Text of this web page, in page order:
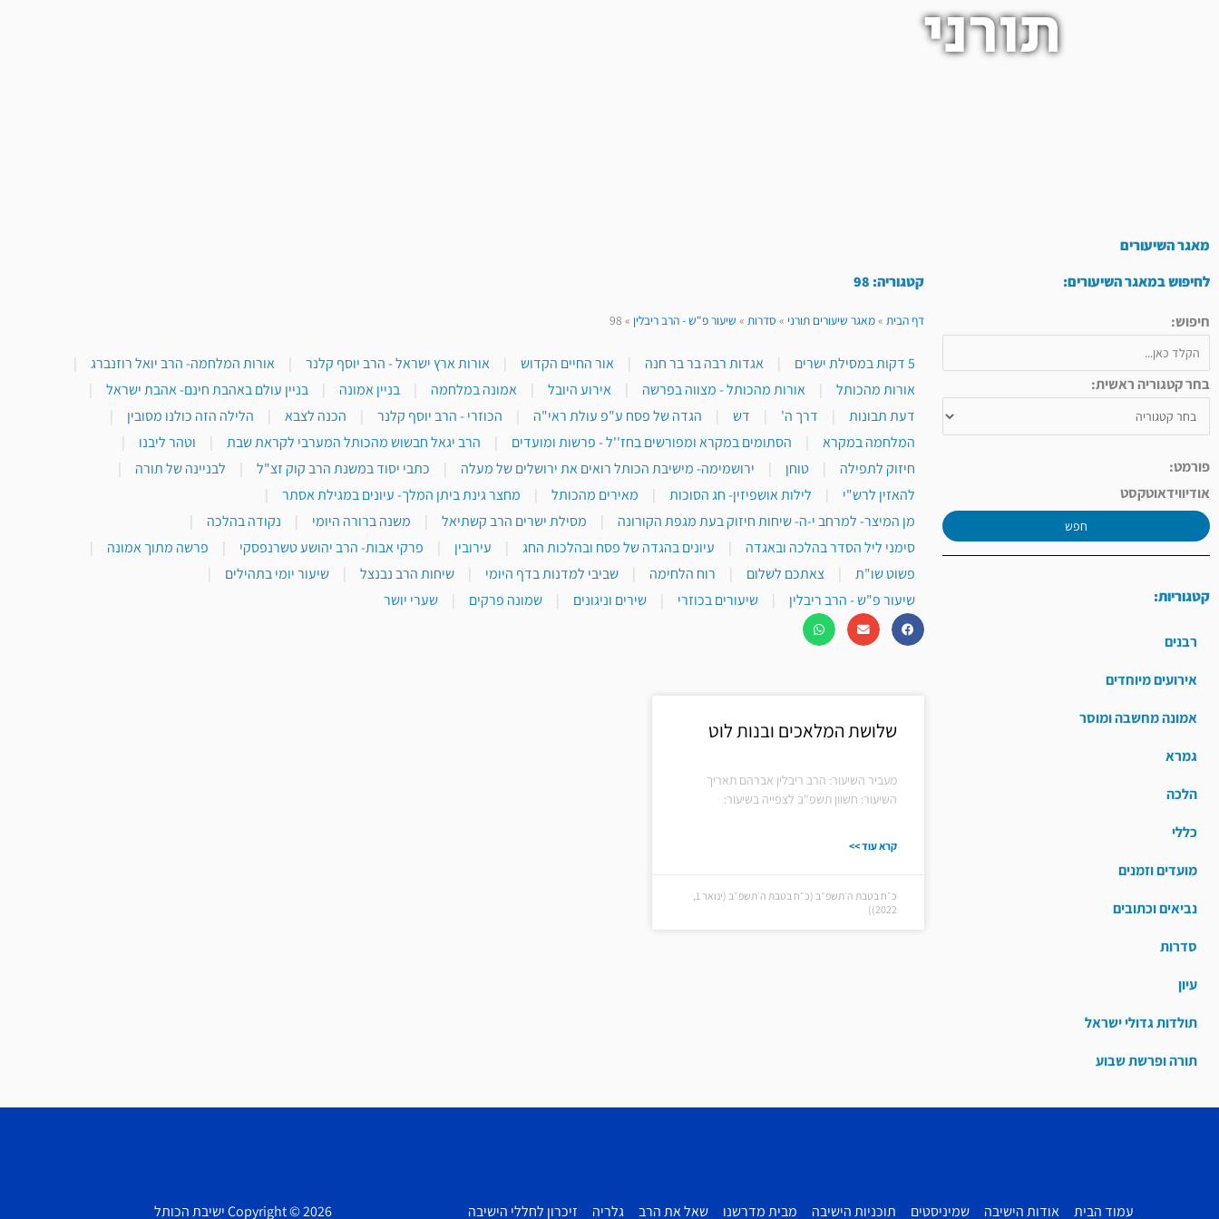
תורני
מאגר השיעורים
לחיפוש במאגר השיעורים:
חיפוש:
בחר קטגוריה ראשית:
פורמט:
אודיווידאוטקסט
חפש
קטגוריות:
רבנים
אירועים מיוחדים
אמונה מחשבה ומוסר
גמרא
הלכה
כללי
מועדים וזמנים
נביאים וכתובים
סדרות
עיון
תולדות גדולי ישראל
תורה ופרשת שבוע
קטגוריה: 98
דף הבית»מאגר שיעורים תורני » סדרות» שיעור פ"ש - הרב ריבלין »
98
5 דקות במסילת ישרים | אגדות רבה בר בר חנה | אור החיים הקדוש | אורות ארץ ישראל - הרב יוסף קלנר | אורות המלחמה- הרב יואל רוזנברג
|
אורות מהכותל
| אורות מהכותל - מצווה בפרשה | אירוע היובל | אמונה במלחמה | בניין אמונה | בניין עולם באהבת חינם- אהבת ישראל
|
דעת תבונות
| דרך ה' | דש | הגדה של פסח ע"פ עולת ראי"ה | הכוזרי - הרב יוסף קלנר | הכנה לצבא | הלילה הזה כולנו מסובין
|
המלחמה במקרא
| הסתומים במקרא ומפורשים בחז''ל - פרשות ומועדים | הרב יגאל חבשוש מהכותל המערבי לקראת שבת | וטהר ליבנו
|
חיזוק לתפילה
| טוחן | ירושמימה- מישיבת הכותל רואים את ירושלים של מעלה | כתבי יסוד במשנת הרב קוק זצ"ל | לבניינה של תורה
|
להאזין לרש"י
| לילות אושפיזין- חג הסוכות | מאירים מהכותל | מחצר גינת ביתן המלך- עיונים במגילת אסתר
|
מן המיצר- למרחב י-ה- שיחות חיזוק בעת מגפת הקורונה
| מסילת ישרים הרב קשתיאל | משנה ברורה היומי | נקודה בהלכה
|
סימני ליל הסדר בהלכה ובאגדה
| עיונים בהגדה של פסח ובהלכות החג | עירובין | פרקי אבות- הרב יהושע טשרנפסקי | פרשה מתוך אמונה
|
פשוט שו"ת
| צאתכם לשלום | רוח הלחימה | שביבי למדנות בדף היומי | שיחות הרב נבנצל | שיעור יומי בתהילים
|
שיעור פ"ש - הרב ריבלין
| שיעורים בכוזרי | שירים וניגונים | שמונה פרקים | שערי יושר
שלושת המלאכים ובנות לוט
מעביר השיעור: הרב ריבלין אברהם תאריך
השיעור: חשוון תשפ"ב לצפייה בשיעור:
קרא עוד >>
כ״ח בטבת ה׳תשפ״ב (כ״ח בטבת ה׳תשפ״ב (ינואר 1,
2022))
עמוד הבית אודות הישיבה שמיניסטים תוכניות הישיבה מבית מדרשנו שאל את הרב גלריה זיכרון לחללי הישיבה Copyright © 2026 ישיבת הכותל